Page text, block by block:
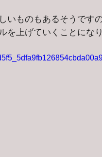
いものもあるそうです
を上げていくことになり